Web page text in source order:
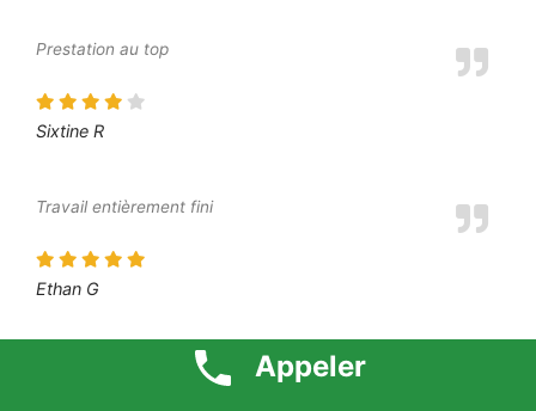
Prestation au top
Sixtine R
Travail entièrement fini
Ethan G
Intervention très professionnelle des artisans, tarifs 1 euro
respecté, à recommander
Appeler